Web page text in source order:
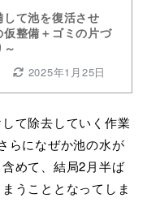
て池を復活させ
整備＋ゴミの片づ
2025年1月25日
て除去していく作業
らになぜか池の水が
めて、結局2月半ば
うこととなってしま